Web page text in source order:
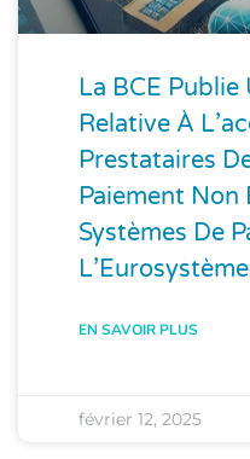
La BCE Publie
Relative À
Prestataires
Paiement Non
Systèmes De
L’Eurosystème
EN SAVOIR PLUS
février 12, 2025